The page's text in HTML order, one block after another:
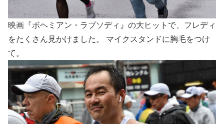
映画『ボヘミアン・ラプソディ』の大ヒットで、フレディ
をたくさん見かけました。 マイクスタンドに胸毛をつけ
て。